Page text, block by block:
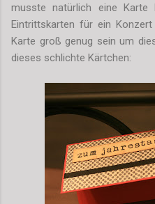
musste natürlich eine
Eintrittskarten für ein
Karte groß genug sein um
dieses schlichte Kärtchen: